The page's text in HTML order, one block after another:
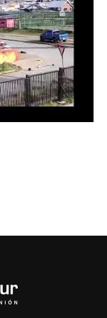
por el
O'Higgins.
Pablo
en la
ejecutivo
Cultura y